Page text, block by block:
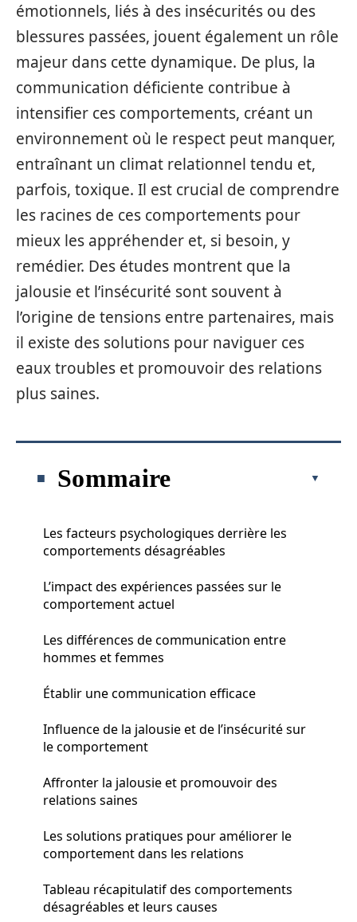
émotionnels, liés à des insécurités ou des
blessures passées, jouent également un rôle
majeur dans cette dynamique. De plus, la
communication déficiente contribue à
intensifier ces comportements, créant un
environnement où le respect peut manquer,
entraînant un climat relationnel tendu et,
parfois, toxique. Il est crucial de comprendre
les racines de ces comportements pour
mieux les appréhender et, si besoin, y
remédier. Des études montrent que la
jalousie et l’insécurité sont souvent à
l’origine de tensions entre partenaires, mais
il existe des solutions pour naviguer ces
eaux troubles et promouvoir des relations
plus saines.
Sommaire
Les facteurs psychologiques derrière les
comportements désagréables
L’impact des expériences passées sur le
comportement actuel
Les différences de communication entre
hommes et femmes
Établir une communication efficace
Influence de la jalousie et de l’insécurité sur
le comportement
Affronter la jalousie et promouvoir des
relations saines
Les solutions pratiques pour améliorer le
comportement dans les relations
Tableau récapitulatif des comportements
désagréables et leurs causes